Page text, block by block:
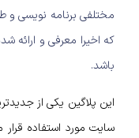
مختلفی برنامه نویسی و
که اخیرا معرفی و ارائه
باشد.
این پلاگین یکی از
سایت مورد استفاده